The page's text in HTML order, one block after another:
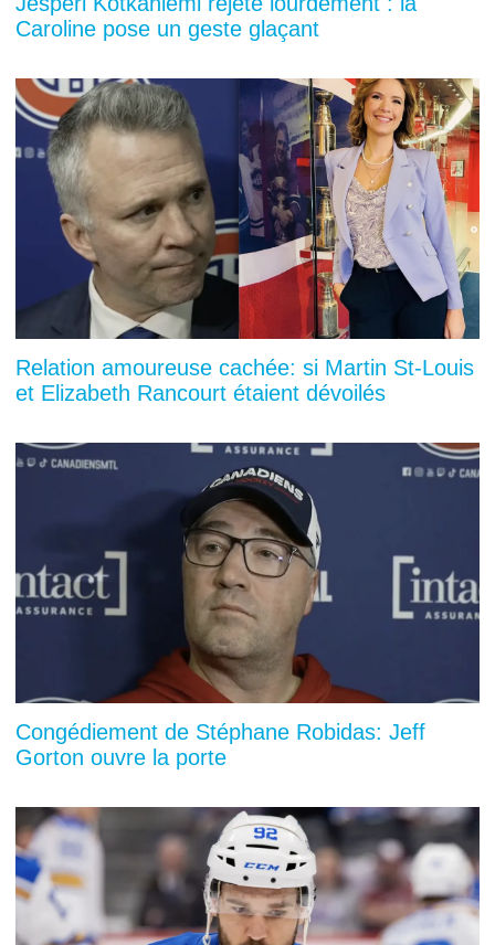
Caroline pose un geste glaçant
Relation amoureuse cachée: si Martin St-Louis
et Elizabeth Rancourt étaient dévoilés
Congédiement de Stéphane Robidas: Jeff
Gorton ouvre la porte